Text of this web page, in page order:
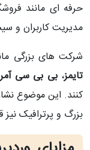
حرفه‌ ای مانند
مدیریت کاربران و
شرکت‌ های بزرگی
تایمز، بی‌ بی‌ سی
کنند. این موضوع
بزرگ و پر‌ترافیک